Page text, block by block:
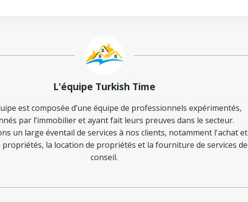
L'équipe Turkish Time
est composée d’une équipe de professionnels expérimentés,
par l’immobilier et ayant fait leurs preuves dans le secteur.
un large éventail de services à nos clients, notamment l'achat et
propriétés, la location de propriétés et la fourniture de services de
conseil.